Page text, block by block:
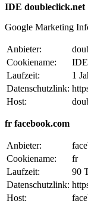
IDE doubleclick.net
Google Marketing
Anbieter:
Cookiename:
IDE
Laufzeit:
1
Datenschutzlink:
Host:
fr facebook.com
Anbieter:
Cookiename:
fr
Laufzeit:
90
Datenschutzlink:
Host: